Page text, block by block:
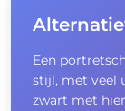
Wanddecoratie
Zelf creëren
Een
stijl, met veel
zwart met